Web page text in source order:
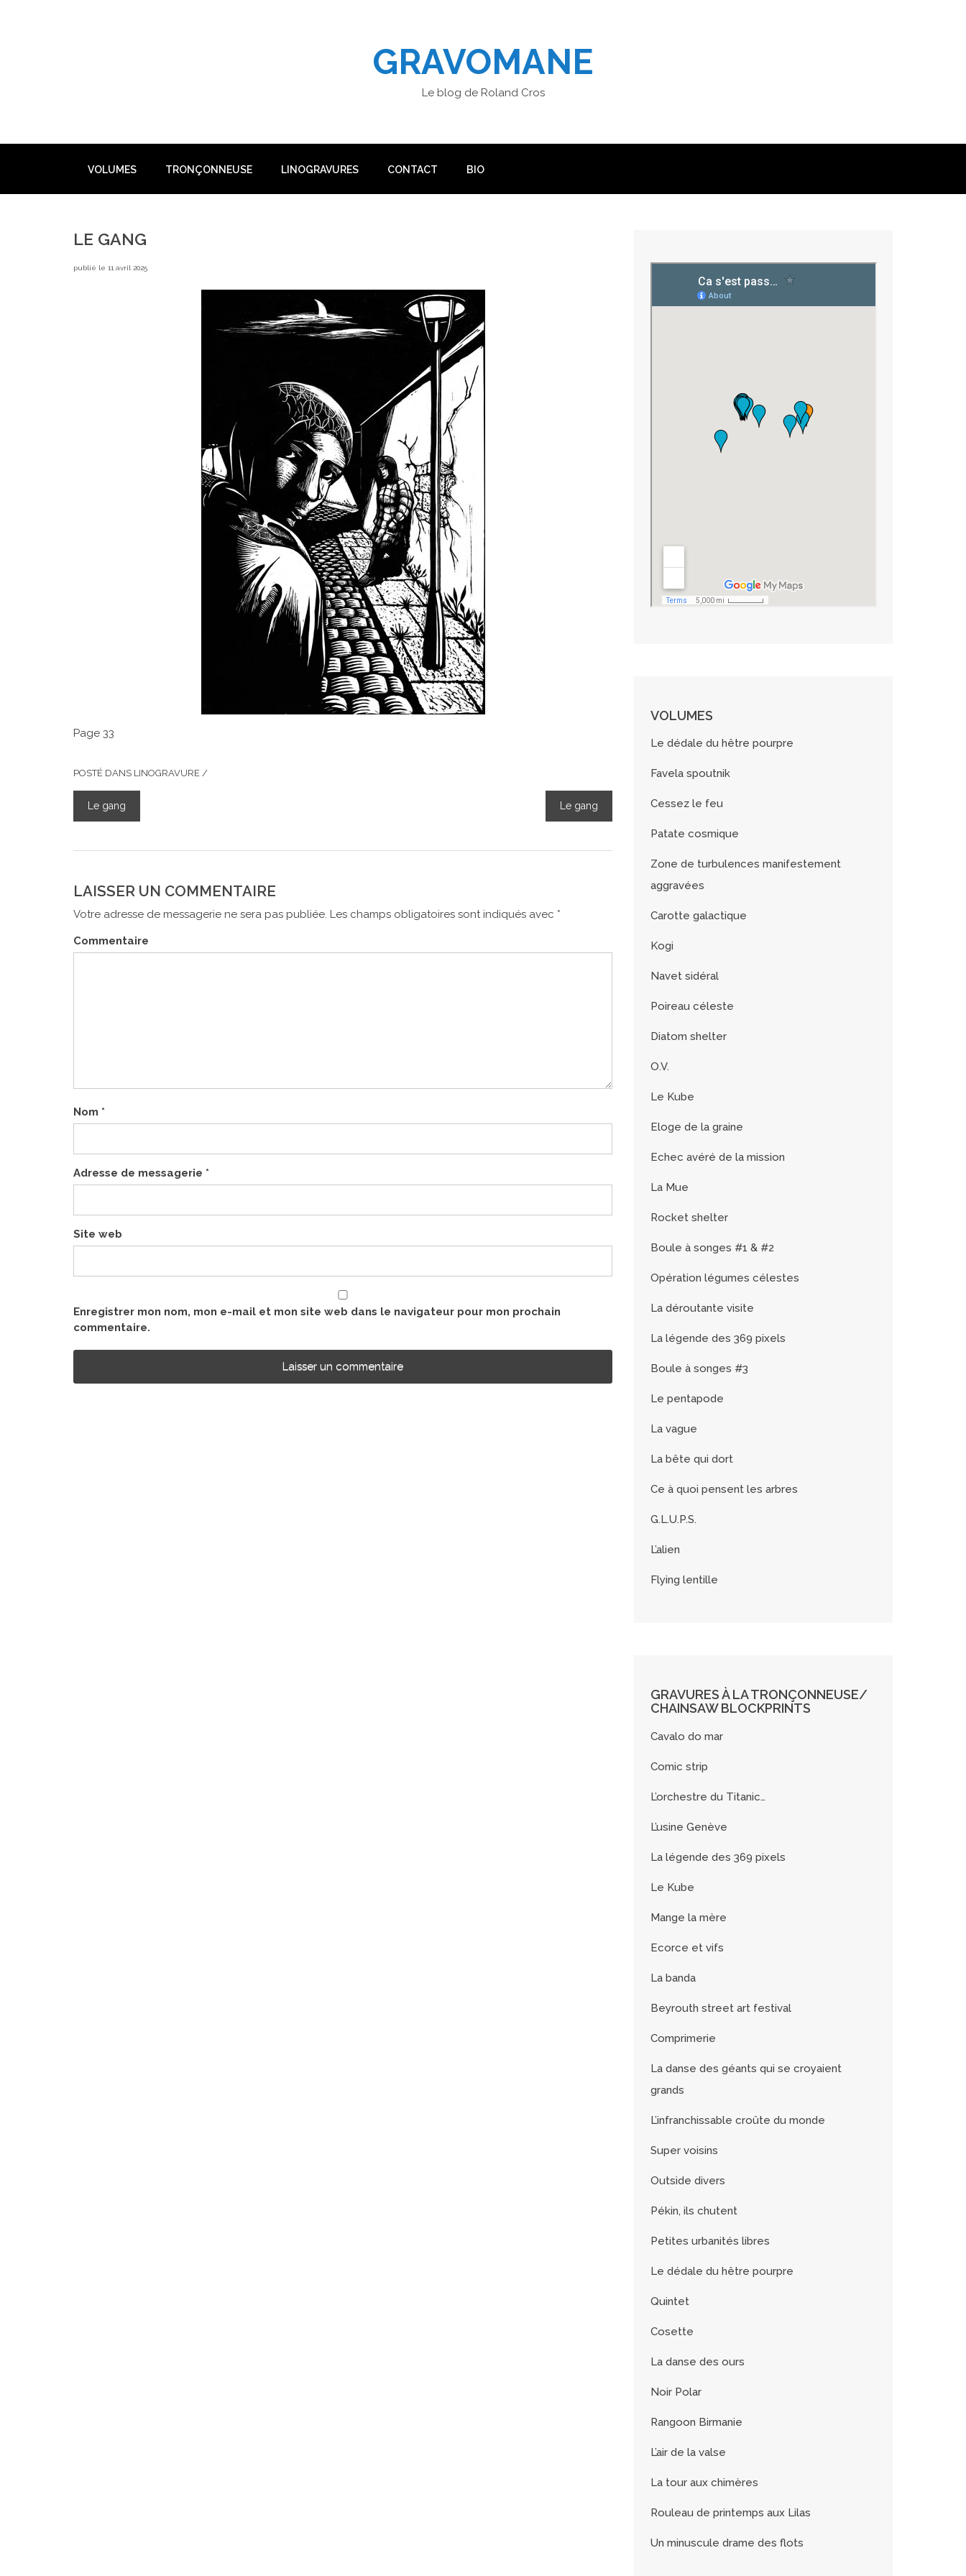
GRAVOMANE
Le blog de Roland Cros
VOLUMES TRONÇONNEUSE LINOGRAVURES CONTACT BIO
LE GANG
publié le 11 avril 2025
Page 33
POSTÉ DANS LINOGRAVURE /
NAVIGATION
Le gang Le gang
LAISSER UN COMMENTAIRE
Votre adresse de messagerie ne sera pas publiée. Les champs obligatoires sont indiqués avec *
Commentaire
Nom *
Adresse de messagerie *
Site web
Enregistrer mon nom, mon e-mail et mon site web dans le navigateur pour mon prochain
commentaire.
VOLUMES
Le dédale du hêtre pourpre
Favela spoutnik
Cessez le feu
Patate cosmique
Zone de turbulences manifestement
aggravées
Carotte galactique
Kogi
Navet sidéral
Poireau céleste
Diatom shelter
O.V.
Le Kube
Eloge de la graine
Echec avéré de la mission
La Mue
Rocket shelter
Boule à songes #1 & #2
Opération légumes célestes
La déroutante visite
La légende des 369 pixels
Boule à songes #3
Le pentapode
La vague
La bête qui dort
Ce à quoi pensent les arbres
G.L.U.P.S.
L’alien
Flying lentille
GRAVURES À LA TRONÇONNEUSE/
CHAINSAW BLOCKPRINTS
Cavalo do mar
Comic strip
L’orchestre du Titanic…
L’usine Genève
La légende des 369 pixels
Le Kube
Mange la mère
Ecorce et vifs
La banda
Beyrouth street art festival
Comprimerie
La danse des géants qui se croyaient
grands
L’infranchissable croûte du monde
Super voisins
Outside divers
Pékin, ils chutent
Petites urbanités libres
Le dédale du hêtre pourpre
Quintet
Cosette
La danse des ours
Noir Polar
Rangoon Birmanie
L’air de la valse
La tour aux chimères
Rouleau de printemps aux Lilas
Un minuscule drame des flots